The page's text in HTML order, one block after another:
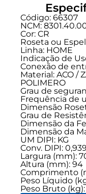
Código: 66307
NCM:
Cor: CR
Roseta ou
Linha: HOME
Indicação de
Conexão de
Material: ACO /
POLIMERO
Grau de
Frequência de
Dimensão
Grau de
Dimensão da
Dimensão da
UM DIPI: KG
Conv. DIPI: 0,939
Largura (mm):
Altura (mm): 94
Comprimento
Peso Líquido
Peso Bruto (kg):